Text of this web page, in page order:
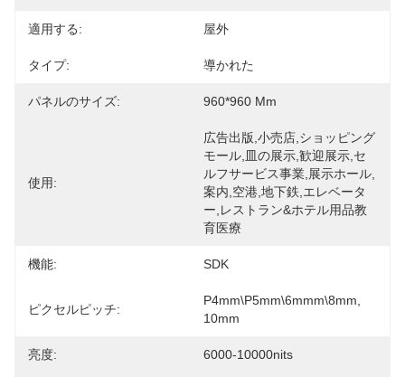
適用する: 屋外
タイプ: 導かれた
パネルのサイズ: 960*960 Mm
使用:
広告出版,小売店,ショッピング
モール,皿の展示,歓迎展示,セ
ルフサービス事業,展示ホール,
案内,空港,地下鉄,エレベータ
ー,レストラン&ホテル用品教
育医療
機能: SDK
ピクセルピッチ:
P4mm\P5mm\6mmm\8mm,
10mm
亮度: 6000-10000nits